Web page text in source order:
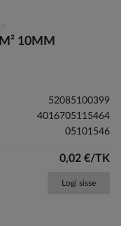
10MM
52085100399
4016705115464
05101546
0,02 €/TK
Logi sisse